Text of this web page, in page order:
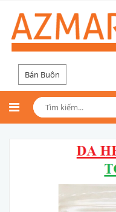
Bán Buôn